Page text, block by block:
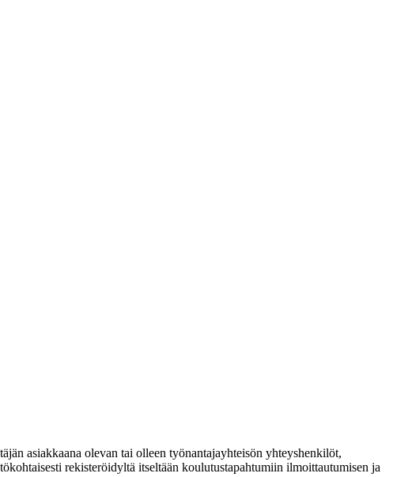
asiakkaana olevan tai olleen työnantajayhteisön yhteyshenkilöt,
rekisteröidyltä itseltään koulutustapahtumiin ilmoittautumisen ja